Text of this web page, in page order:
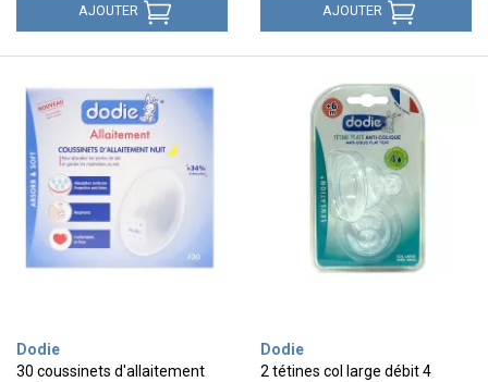
AJOUTER AJOUTER
Dodie
30 coussinets d'allaitement
Dodie
2 tétines col large débit 4